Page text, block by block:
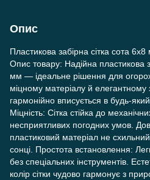
Опис
Пластикова забірна сітка сота
Опис товару: Надійна пластикова
мм — ідеальне рішення для
міцному матеріалу й
гармонійно вписується в будь-
Міцність: Сітка стійка до
несприятливих погодних умов.
пластиковий матеріал не
сонці. Простота встановлення:
без спеціальних інструментів.
колір сітки чудово гармонує з